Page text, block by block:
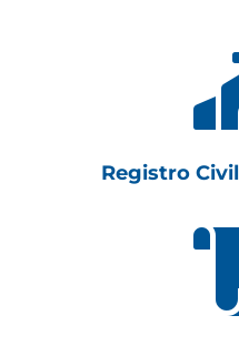
Registro